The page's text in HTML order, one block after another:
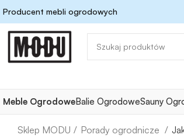
Producent mebli ogrodowych
Meble OgrodoweBalie OgrodoweSauny
Porady ogrodnicze